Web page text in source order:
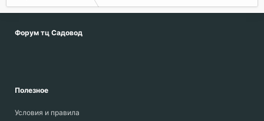
Форум тц Садовод
Полезное
Условия и правила